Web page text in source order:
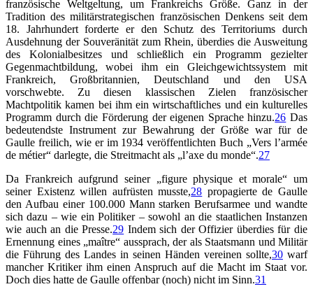
französische Weltgeltung, um Frankreichs Größe. Ganz in der
Tradition des militärstrategischen französischen Denkens seit dem
18. Jahrhundert forderte er den Schutz des Territoriums durch
Ausdehnung der Souveränität zum Rhein, überdies die Ausweitung
des Kolonialbesitzes und schließlich ein Programm gezielter
Gegenmachtbildung, wobei ihm ein Gleichgewichtssystem mit
Frankreich, Großbritannien, Deutschland und den USA
vorschwebte. Zu diesen klassischen Zielen französischer
Machtpolitik kamen bei ihm ein wirtschaftliches und ein kulturelles
Programm durch die Förderung der eigenen Sprache hinzu.26 Das
bedeutendste Instrument zur Bewahrung der Größe war für de
Gaulle freilich, wie er im 1934 veröffentlichten Buch „Vers l’armée
de métier“ darlegte, die Streitmacht als „l’axe du monde“.27
Da Frankreich aufgrund seiner „figure physique et morale“ um
seiner Existenz willen aufrüsten musste,28 propagierte de Gaulle
den Aufbau einer 100.000 Mann starken Berufsarmee und wandte
sich dazu – wie ein Politiker – sowohl an die staatlichen Instanzen
wie auch an die Presse.29 Indem sich der Offizier überdies für die
Ernennung eines „maître“ aussprach, der als Staatsmann und Militär
die Führung des Landes in seinen Händen vereinen sollte,30 warf
mancher Kritiker ihm einen Anspruch auf die Macht im Staat vor.
Doch dies hatte de Gaulle offenbar (noch) nicht im Sinn.31